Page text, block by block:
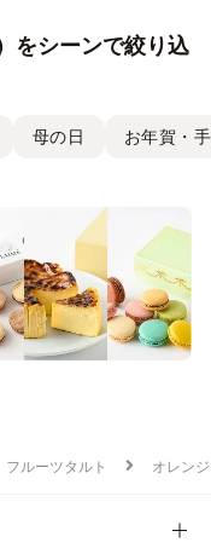
をシーンで絞り込
母の日 お年賀・
フルーツタルト オレン